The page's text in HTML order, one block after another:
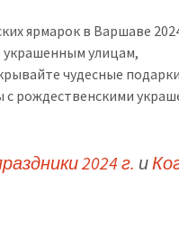
ярмарок в Варшаве
украшенным улицам,
чудесные
с рождественскими
2024 г. и